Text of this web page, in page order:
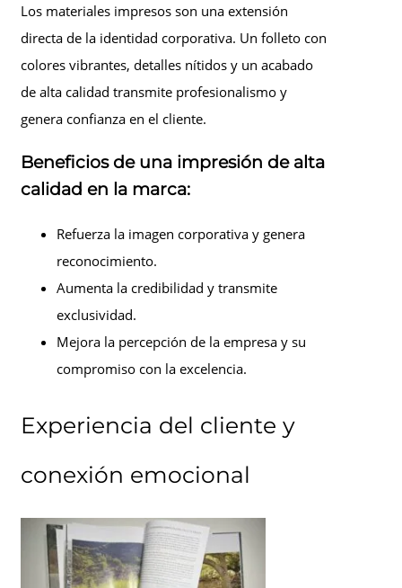
Los materiales impresos son una extensión
directa de la identidad corporativa. Un folleto con
colores vibrantes, detalles nítidos y un acabado
de alta calidad transmite profesionalismo y
genera confianza en el cliente.
Beneficios de una impresión de alta
calidad en la marca:
Refuerza la imagen corporativa y genera
reconocimiento.
Aumenta la credibilidad y transmite
exclusividad.
Mejora la percepción de la empresa y su
compromiso con la excelencia.
Experiencia del cliente y
conexión emocional